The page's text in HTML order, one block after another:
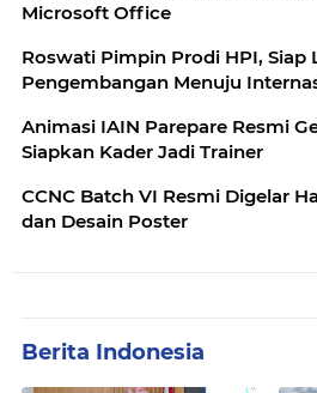
Microsoft Office
Roswati Pimpin Prodi HPI, Siap
Pengembangan Menuju
Animasi IAIN Parepare Resmi
Siapkan Kader Jadi Trainer
CCNC Batch VI Resmi Digelar
dan Desain Poster
Berita Indonesia